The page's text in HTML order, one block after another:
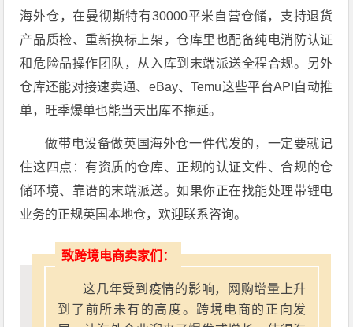
海外仓，在曼彻斯特有30000平米自营仓储，支持退货
产品质检、重新换标上架，仓库里也配备纯电消防认证
和危险品操作团队，从入库到末端派送全程合规。另外
仓库还能对接速卖通、eBay、Temu这些平台API自动推
单，旺季爆单也能当天出库不拖延。
做带电设备做英国海外仓一件代发的，一定要就记
住这四点：有资质的仓库、正规的认证文件、合规的仓
储环境、靠谱的末端派送。如果你正在找能处理带锂电
业务的正规英国本地仓，欢迎联系咨询。
致跨境电商卖家们：
这几年受到疫情的影响，网购增量上升
到了前所未有的高度。跨境电商的正向发